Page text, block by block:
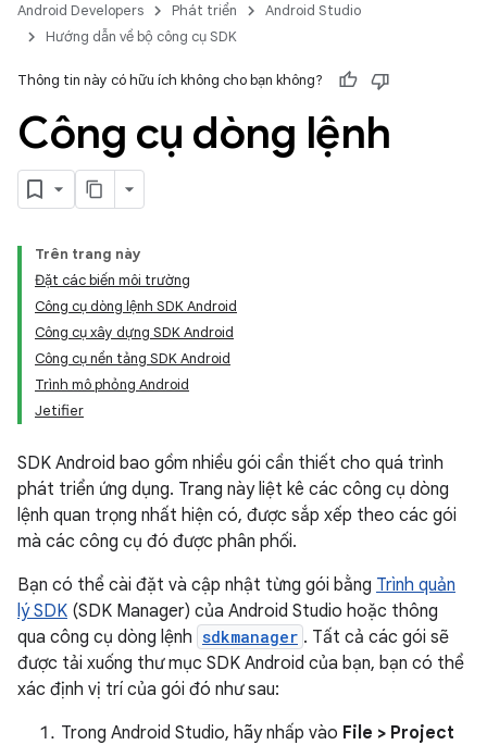
Android Developers Phát triển
Android Studio
Hướng dẫn về bộ công cụ SDK
Thông tin này có hữu ích không cho bạn không?
Công cụ dòng lệnh
Trên trang này
Đặt các biến môi trường
Công cụ dòng lệnh SDK Android
Công cụ xây dựng SDK Android
Công cụ nền tảng SDK Android
Trình mô phỏng Android
Jetifier
SDK Android bao gồm nhiều gói cần thiết cho quá trình
phát triển ứng dụng. Trang này liệt kê các công cụ dòng
lệnh quan trọng nhất hiện có, được sắp xếp theo các gói
mà các công cụ đó được phân phối.
Bạn có thể cài đặt và cập nhật từng gói bằng Trình quản
lý SDK (SDK Manager) của Android Studio hoặc thông
qua công cụ dòng lệnh sdkmanager . Tất cả các gói sẽ
được tải xuống thư mục SDK Android của bạn, bạn có thể
xác định vị trí của gói đó như sau:
Trong Android Studio, hãy nhấp vào File > Project